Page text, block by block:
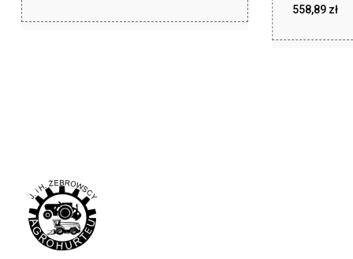
558,89 zł